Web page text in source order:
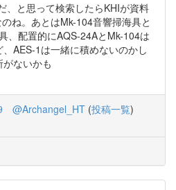
、と思って検索したらKHIが資料
ね。あとはMk-104音響掃海具と
、配置的にAQS-24AとMk-104は
AES-1は一緒に積めないのかし
ないかも
@Archangel_HT (投稿一覧)